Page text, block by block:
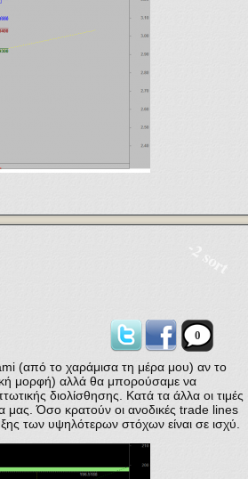
-2 sort
0
(από το χαράμισα τη μέρα μου) αν το
μορφή) αλλά θα μπορούσαμε να
διολίσθησης. Κατά τα άλλα οι τιμές
μας. Όσο κρατούν οι ανοδικές trade lines
των υψηλότερων στόχων είναι σε ισχύ.